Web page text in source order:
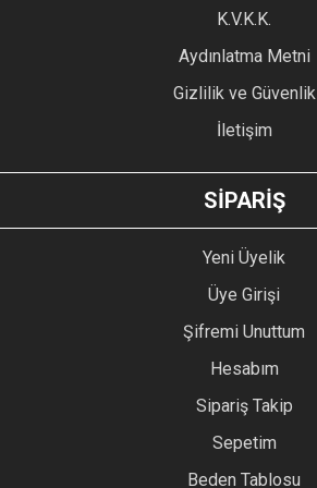
Ürün fiyatı diğer sitelerden daha pahalı.
GÖNDER
K.V.K.K.
Aydınlatma Metni
Gizlilik ve Güvenlik
İletişim
SİPARİŞ
Yeni Üyelik
Üye Girişi
Şifremi Unuttum
Hesabım
Sipariş Takip
Sepetim
Beden Tablosu